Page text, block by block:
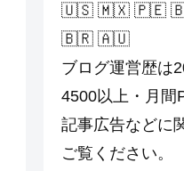
🇺🇸 🇲🇽 🇵🇪
🇧🇷 🇦🇺
ブログ運営歴は
4500以上・月間
記事広告などに
ご覧ください。